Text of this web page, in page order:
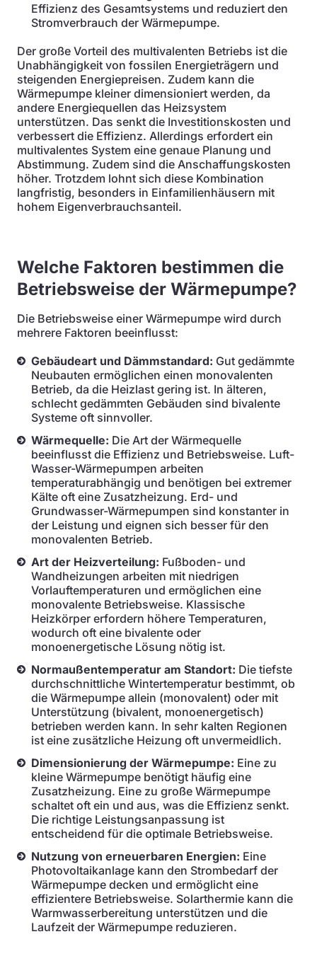
Effizienz des Gesamtsystems und reduziert den
Stromverbrauch der Wärmepumpe.
Der große Vorteil des multivalenten Betriebs ist die
Unabhängigkeit von fossilen Energieträgern und
steigenden Energiepreisen. Zudem kann die
Wärmepumpe kleiner dimensioniert werden, da
andere Energiequellen das Heizsystem
unterstützen. Das senkt die Investitionskosten und
verbessert die Effizienz. Allerdings erfordert ein
multivalentes System eine genaue Planung und
Abstimmung. Zudem sind die Anschaffungskosten
höher. Trotzdem lohnt sich diese Kombination
langfristig, besonders in Einfamilienhäusern mit
hohem Eigenverbrauchsanteil.
Welche Faktoren bestimmen die
Betriebsweise der Wärmepumpe?
Die Betriebsweise einer Wärmepumpe wird durch
mehrere Faktoren beeinflusst:
Gebäudeart und Dämmstandard: Gut gedämmte
Neubauten ermöglichen einen monovalenten
Betrieb, da die Heizlast gering ist. In älteren,
schlecht gedämmten Gebäuden sind bivalente
Systeme oft sinnvoller.
Wärmequelle: Die Art der Wärmequelle
beeinflusst die Effizienz und Betriebsweise. Luft-
Wasser-Wärmepumpen arbeiten
temperaturabhängig und benötigen bei extremer
Kälte oft eine Zusatzheizung. Erd- und
Grundwasser-Wärmepumpen sind konstanter in
der Leistung und eignen sich besser für den
monovalenten Betrieb.
Art der Heizverteilung: Fußboden- und
Wandheizungen arbeiten mit niedrigen
Vorlauftemperaturen und ermöglichen eine
monovalente Betriebsweise. Klassische
Heizkörper erfordern höhere Temperaturen,
wodurch oft eine bivalente oder
monoenergetische Lösung nötig ist.
Normaußentemperatur am Standort: Die tiefste
durchschnittliche Wintertemperatur bestimmt, ob
die Wärmepumpe allein (monovalent) oder mit
Unterstützung (bivalent, monoenergetisch)
betrieben werden kann. In sehr kalten Regionen
ist eine zusätzliche Heizung oft unvermeidlich.
Dimensionierung der Wärmepumpe: Eine zu
kleine Wärmepumpe benötigt häufig eine
Zusatzheizung. Eine zu große Wärmepumpe
schaltet oft ein und aus, was die Effizienz senkt.
Die richtige Leistungsanpassung ist
entscheidend für die optimale Betriebsweise.
Nutzung von erneuerbaren Energien: Eine
Photovoltaikanlage kann den Strombedarf der
Wärmepumpe decken und ermöglicht eine
effizientere Betriebsweise. Solarthermie kann die
Warmwasserbereitung unterstützen und die
Laufzeit der Wärmepumpe reduzieren.